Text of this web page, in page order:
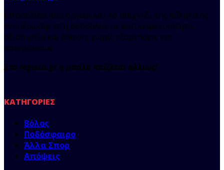
Ιστοσελίδα που οργανώνει το παιχνίδι της αθλητικής
ενημέρωσης στη Θεσσαλία, με αντικειμενικότητα,
αξιοπιστία και άποψη, χωρίς εξαρτήσεις και
αστερίσκους.
Στο regista.gr η μπάλα παίζεται αλλιώς!
ΚΑΤΗΓΟΡΊΕΣ
Βόλος
Ποδόσφαιρο
Άλλα Σπορ
Απόψεις